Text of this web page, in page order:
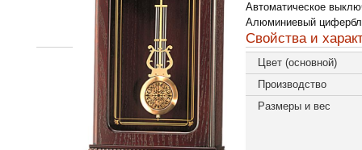
Автоматическое
Алюминиевый
Свойства и
Цвет (основной)
Производство
Размеры и вес